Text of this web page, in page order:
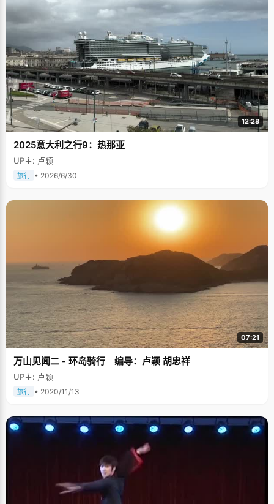
12:28
2025意大利之行9：热那亚
UP主: 卢颖
旅行 • 2026/6/30
07:21
万山见闻二 - 环岛骑行 编导：卢颖 胡忠祥
UP主: 卢颖
旅行 • 2020/11/13